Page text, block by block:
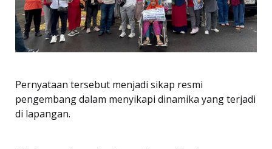
Pernyataan tersebut menjadi sikap resmi
pengembang dalam menyikapi dinamika yang terjadi
di lapangan.